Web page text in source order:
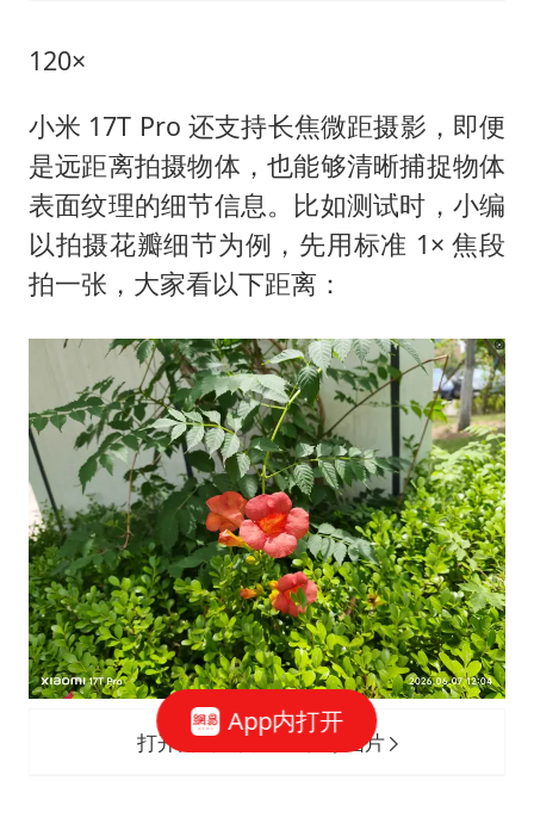
120×
小米 17T Pro 还支持长焦微距摄影，即便
是远距离拍摄物体，也能够清晰捕捉物体
表面纹理的细节信息。比如测试时，小编
以拍摄花瓣细节为例，先用标准 1× 焦段
拍一张，大家看以下距离：
打开网易新闻 查看精彩图片
App内打开